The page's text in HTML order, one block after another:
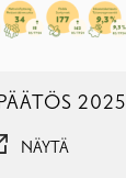
2025
NÄYTÄ